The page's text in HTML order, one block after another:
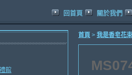
回首頁 關於我們
館
首頁 > 我是香皂花